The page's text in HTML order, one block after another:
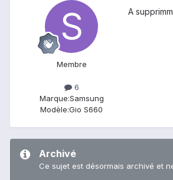
Membre
6
Marque:Samsung
Modèle:Gio S660
A
Archivé
Ce sujet est désormais archivé et